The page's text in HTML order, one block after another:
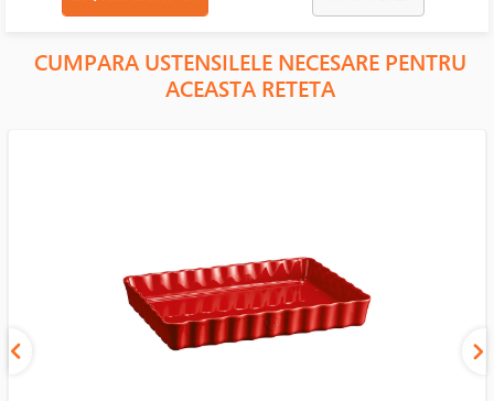
CUMPARA USTENSILELE NECESARE PENTRU
ACEASTA RETETA